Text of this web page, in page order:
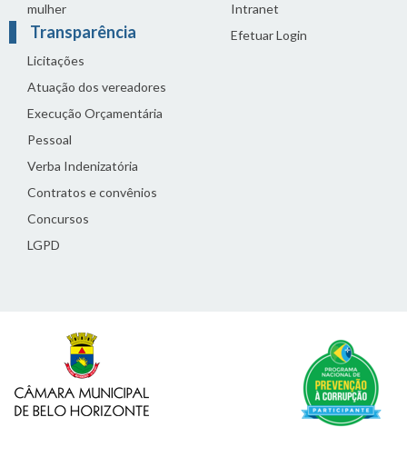
mulher
Transparência
Licitações
Atuação dos vereadores
Execução Orçamentária
Pessoal
Verba Indenizatória
Contratos e convênios
Concursos
LGPD
Intranet
Efetuar Login